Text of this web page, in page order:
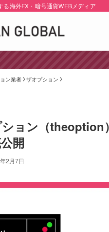
る海外FX・暗号通貨WEBメディア
ン業者 ザオプション
ョン（theoption
開
2月7日